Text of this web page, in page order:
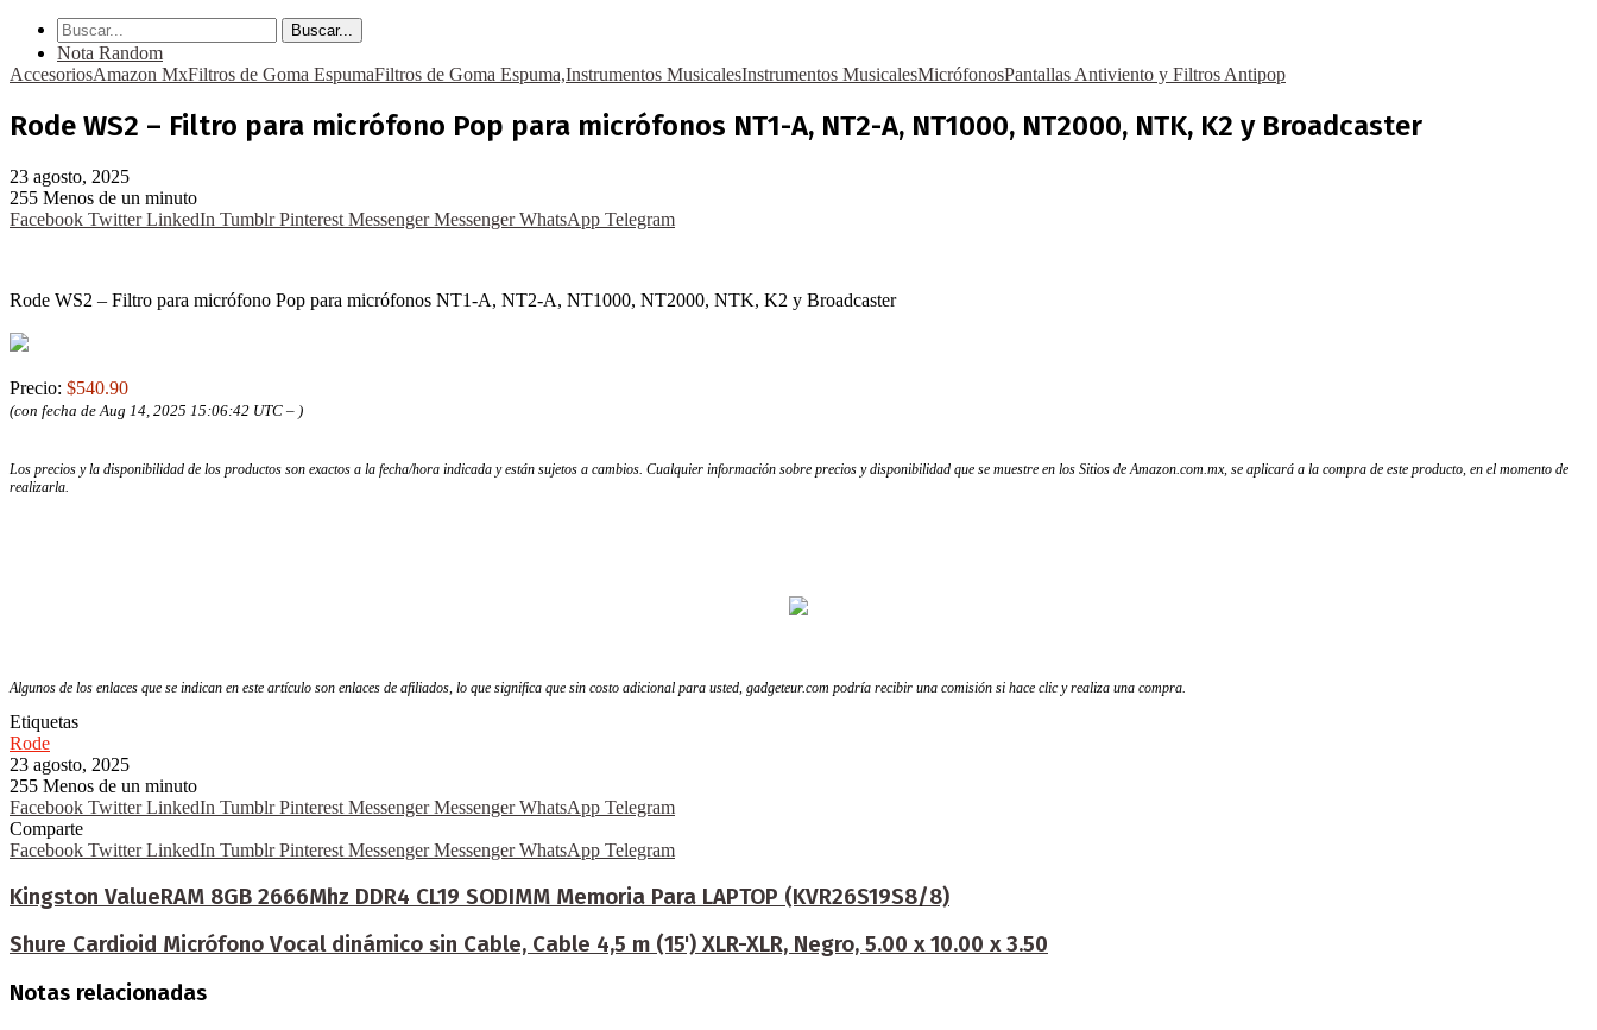
Buscar...
Nota Random
AccesoriosAmazon MxFiltros de Goma EspumaFiltros de Goma Espuma,Instrumentos MusicalesInstrumentos MusicalesMicrófonosPantallas Antiviento y Filtros Antipop
Rode WS2 – Filtro para micrófono Pop para micrófonos NT1-A, NT2-A, NT1000, NT2000, NTK, K2 y Broadcaster
23 agosto, 2025
255 Menos de un minuto
Facebook Twitter LinkedIn Tumblr Pinterest Messenger Messenger WhatsApp Telegram
Rode WS2 – Filtro para micrófono Pop para micrófonos NT1-A, NT2-A, NT1000, NT2000, NTK, K2 y Broadcaster
Precio: $540.90
(con fecha de Aug 14, 2025 15:06:42 UTC – )
Los precios y la disponibilidad de los productos son exactos a la fecha/hora indicada y están sujetos a cambios. Cualquier información sobre precios y disponibilidad que se muestre en los Sitios de Amazon.com.mx, se aplicará a la compra de este producto, en el momento de
realizarla.
Algunos de los enlaces que se indican en este artículo son enlaces de afiliados, lo que significa que sin costo adicional para usted, gadgeteur.com podría recibir una comisión si hace clic y realiza una compra.
Etiquetas
Rode
23 agosto, 2025
255 Menos de un minuto
Facebook Twitter LinkedIn Tumblr Pinterest Messenger Messenger WhatsApp Telegram
Comparte
Facebook Twitter LinkedIn Tumblr Pinterest Messenger Messenger WhatsApp Telegram
Kingston ValueRAM 8GB 2666Mhz DDR4 CL19 SODIMM Memoria Para LAPTOP (KVR26S19S8/8)
Shure Cardioid Micrófono Vocal dinámico sin Cable, Cable 4,5 m (15') XLR-XLR, Negro, 5.00 x 10.00 x 3.50
Notas relacionadas